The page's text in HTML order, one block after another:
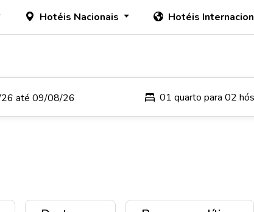
Hotéis Nacionais Hotéis
01 quarto para 02